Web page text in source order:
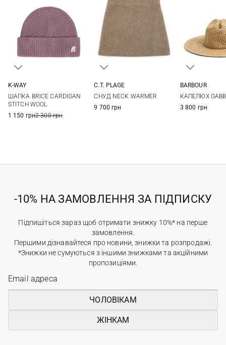
K-WAY
ШАПКА BRICE CARDIGAN
STITCH WOOL
1 150 грн2 300 грн
C.T. PLAGE
СНУД NECK WARMER
9 700 грн
BARBOUR
КАПЕЛЮХ
3 800 грн
-10% НА ЗАМОВЛЕННЯ ЗА ПІДПИСКУ
Підпишіться зараз щоб отримати знижку 10%* на перше
замовлення.
Першими дізнавайтеся про новини, знижки та розпродажі.
*Знижки не сумуються з іншими знижками та акційними
пропозиціями.
ЧОЛОВІКАМ
ЖІНКАМ